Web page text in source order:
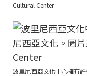
Cultural Center
波里尼西亞文化中心擁有